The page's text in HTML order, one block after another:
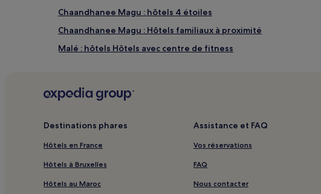
Chaandhanee Magu : hôtels 4 étoiles
Chaandhanee Magu : Hôtels familiaux à proximité
Malé : hôtels Hôtels avec centre de fitness
Destinations phares
Hôtels en France
Hôtels à Bruxelles
Hôtels au Maroc
Assistance et FAQ
Vos réservations
FAQ
Nous contacter